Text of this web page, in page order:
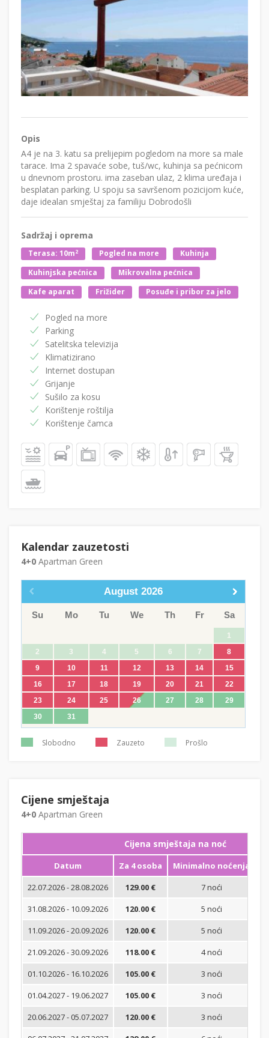
Opis
A4 je na 3. katu sa prelijepim pogledom na more sa male
tarace. Ima 2 spavaće sobe, tuš/wc, kuhinja sa pećnicom
u dnevnom prostoru. ima zaseban ulaz, 2 klima uređaja i
besplatan parking. U spoju sa savršenom pozicijom kuće,
daje idealan smještaj za familiju Dobrodošli
Sadržaj i oprema
Terasa: 10m2 Pogled na more
Kuhinja
Kuhinjska pećnica
Mikrovalna pećnica
Kafe aparat
Frižider Posuđe i pribor za jelo
Pogled na more
Parking
Satelitska televizija
Klimatizirano
Internet dostupan
Grijanje
Sušilo za kosu
Korištenje roštilja
Korištenje čamca
Kalendar zauzetosti
4+0 Apartman Green
August 2026
Su Mo Tu We Th Fr Sa
1
2
3 4 5 6 7
8
9
10 11 12 13 14
15
16
17 18 19 20 21
22
23
24 25 26 27 28
29
30
31
Slobodno Zauzeto Prošlo
Cijene smještaja
4+0 Apartman Green
Cijena smještaja na noć
Datum Za 4 osoba
Minimalno noćenja
22.07.2026 - 28.08.2026
129.00 € 7 noći
31.08.2026 - 10.09.2026
120.00 € 5 noći
11.09.2026 - 20.09.2026
120.00 € 5 noći
21.09.2026 - 30.09.2026
118.00 € 4 noći
01.10.2026 - 16.10.2026
105.00 € 3 noći
01.04.2027 - 19.06.2027
105.00 € 3 noći
20.06.2027 - 05.07.2027
120.00 € 3 noći